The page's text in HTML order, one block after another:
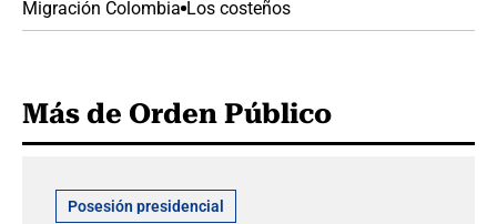
Migración Colombia Los costeños
Más de Orden Público
Posesión presidencial